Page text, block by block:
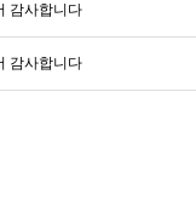
감사합니다
감사합니다